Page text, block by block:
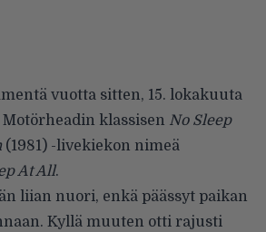
vuotta sitten, 15. lokakuuta
klassisen No Sleep
(1981) -livekiekon nimeä
At All.
liian nuori, enkä päässyt paikan
Kyllä muuten otti rajusti